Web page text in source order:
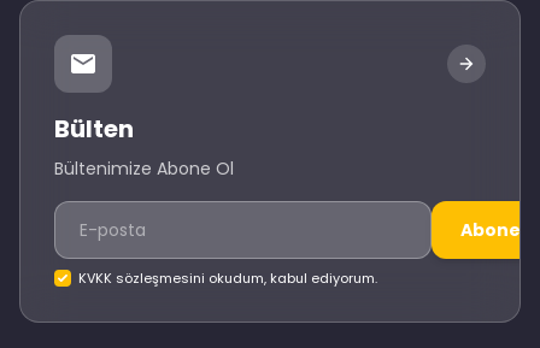
Bülten
Bültenimize Abone Ol
Abone
KVKK sözleşmesini okudum, kabul ediyorum.